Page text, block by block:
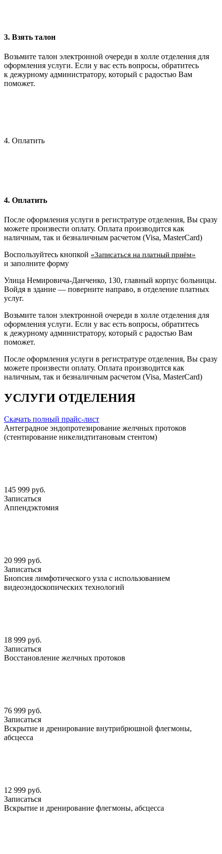
3. Взять талон
Возьмите талон электронной очереди в холле отделения для
оформления услуги. Если у вас есть вопросы, обратитесь
к дежурному администратору, который с радостью Вам
поможет.
4. Оплатить
4. Оплатить
После оформления услуги в регистратуре отделения, Вы сразу
можете произвести оплату. Оплата производится как
наличным, так и безналичным расчетом (Visa, MasterCard)
Воспользуйтесь кнопкой «Записаться на платный приём»
и заполните форму
Улица Немировича-Данченко, 130, главный корпус больницы.
Войдя в здание — поверните направо, в отделение платных
услуг.
Возьмите талон электронной очереди в холле отделения для
оформления услуги. Если у вас есть вопросы, обратитесь
к дежурному администратору, который с радостью Вам
поможет.
После оформления услуги в регистратуре отделения, Вы сразу
можете произвести оплату. Оплата производится как
наличным, так и безналичным расчетом (Visa, MasterCard)
УСЛУГИ ОТДЕЛЕНИЯ
Скачать полный прайс-лист
Антеградное эндопротезирование желчных протоков
(стентирование никелидтитановым стентом)
145 999 руб.
Записаться
Аппендэктомия
20 999 руб.
Записаться
Биопсия лимфотического узла с использованием
видеоэндоскопических технологий
18 999 руб.
Записаться
Восстановление желчных протоков
76 999 руб.
Записаться
Вскрытие и дренирование внутрибрюшной флегмоны,
абсцесса
12 999 руб.
Записаться
Вскрытие и дренирование флегмоны, абсцесса